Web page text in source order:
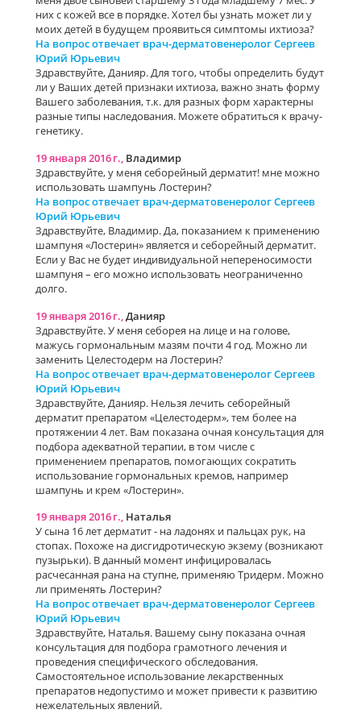
них с кожей все в порядке. Хотел бы узнать может ли у
моих детей в будущем проявиться симптомы ихтиоза?
На вопрос отвечает врач-дерматовенеролог Сергеев
Юрий Юрьевич
Здравствуйте, Данияр. Для того, чтобы определить будут
ли у Ваших детей признаки ихтиоза, важно знать форму
Вашего заболевания, т.к. для разных форм характерны
разные типы наследования. Можете обратиться к врачу-
генетику.
19 января 2016 г., Владимир
Здравствуйте, у меня себорейный дерматит! мне можно
использовать шампунь Лостерин?
На вопрос отвечает врач-дерматовенеролог Сергеев
Юрий Юрьевич
Здравствуйте, Владимир. Да, показанием к применению
шампуня «Лостерин» является и себорейный дерматит.
Если у Вас не будет индивидуальной непереносимости
шампуня – его можно использовать неограниченно
долго.
19 января 2016 г., Данияр
Здравствуйте. У меня себорея на лице и на голове,
мажусь гормональным мазям почти 4 год. Можно ли
заменить Целестодерм на Лостерин?
На вопрос отвечает врач-дерматовенеролог Сергеев
Юрий Юрьевич
Здравствуйте, Данияр. Нельзя лечить себорейный
дерматит препаратом «Целестодерм», тем более на
протяжении 4 лет. Вам показана очная консультация для
подбора адекватной терапии, в том числе с
применением препаратов, помогающих сократить
использование гормональных кремов, например
шампунь и крем «Лостерин».
19 января 2016 г., Наталья
У сына 16 лет дерматит - на ладонях и пальцах рук, на
стопах. Похоже на дисгидротическую экзему (возникают
пузырьки). В данный момент инфицировалась
расчесанная рана на ступне, применяю Тридерм. Можно
ли применять Лостерин?
На вопрос отвечает врач-дерматовенеролог Сергеев
Юрий Юрьевич
Здравствуйте, Наталья. Вашему сыну показана очная
консультация для подбора грамотного лечения и
проведения специфического обследования.
Самостоятельное использование лекарственных
препаратов недопустимо и может привести к развитию
нежелательных явлений.